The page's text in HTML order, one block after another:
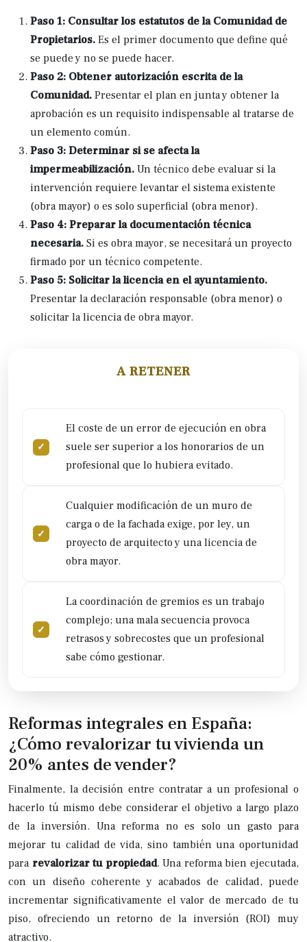
Paso 1: Consultar los estatutos de la Comunidad de
Propietarios. Es el primer documento que define qué
se puede y no se puede hacer.
Paso 2: Obtener autorización escrita de la
Comunidad. Presentar el plan en junta y obtener la
aprobación es un requisito indispensable al tratarse de
un elemento común.
Paso 3: Determinar si se afecta la
impermeabilización. Un técnico debe evaluar si la
intervención requiere levantar el sistema existente
(obra mayor) o es solo superficial (obra menor).
Paso 4: Preparar la documentación técnica
necesaria. Si es obra mayor, se necesitará un proyecto
firmado por un técnico competente.
Paso 5: Solicitar la licencia en el ayuntamiento.
Presentar la declaración responsable (obra menor) o
solicitar la licencia de obra mayor.
A RETENER
El coste de un error de ejecución en obra
suele ser superior a los honorarios de un
profesional que lo hubiera evitado.
Cualquier modificación de un muro de
carga o de la fachada exige, por ley, un
proyecto de arquitecto y una licencia de
obra mayor.
La coordinación de gremios es un trabajo
complejo; una mala secuencia provoca
retrasos y sobrecostes que un profesional
sabe cómo gestionar.
Reformas integrales en España:
¿Cómo revalorizar tu vivienda un
20% antes de vender?
Finalmente, la decisión entre contratar a un profesional o
hacerlo tú mismo debe considerar el objetivo a largo plazo
de la inversión. Una reforma no es solo un gasto para
mejorar tu calidad de vida, sino también una oportunidad
para revalorizar tu propiedad. Una reforma bien ejecutada,
con un diseño coherente y acabados de calidad, puede
incrementar significativamente el valor de mercado de tu
piso, ofreciendo un retorno de la inversión (ROI) muy
atractivo.